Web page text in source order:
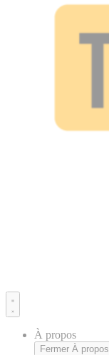
À propos
Fermer À propos